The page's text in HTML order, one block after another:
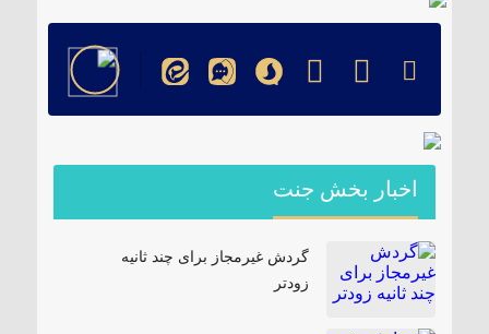
اخبار بخش جنت
گردش غیرمجاز برای چند ثانیه
زودتر